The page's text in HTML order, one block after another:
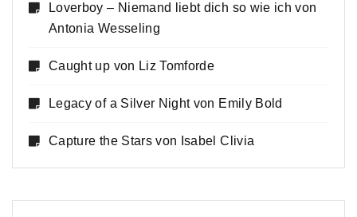
Loverboy – Niemand liebt dich so wie ich von
Antonia Wesseling
Caught up von Liz Tomforde
Legacy of a Silver Night von Emily Bold
Capture the Stars von Isabel Clivia